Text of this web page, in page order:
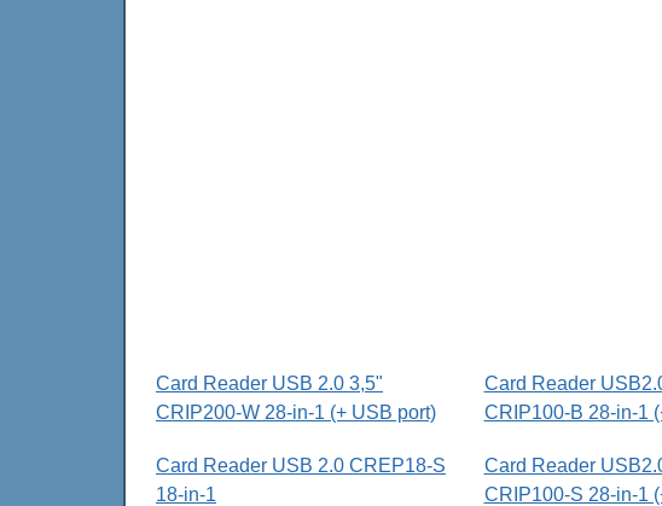
Card Reader USB 2.0 3,5"
CRIP200-W 28-in-1 (+ USB port)
Card Reader USB 2.0 CREP18-S
18-in-1
Card Reader
CRIP100-B 28-in-1
Card Reader
CRIP100-S 28-in-1